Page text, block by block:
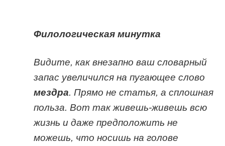
Филологическая минутка
Видите, как внезапно ваш словарный
запас увеличился на пугающее слово
мездра. Прямо не статья, а сплошная
польза. Вот так живешь-живешь всю
жизнь и даже предположить не
можешь, что носишь на голове